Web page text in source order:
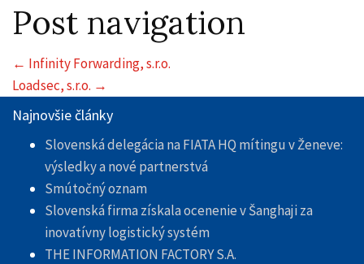
Post navigation
← Infinity Forwarding, s.r.o.
Loadsec, s.r.o. →
Najnovšie články
Slovenská delegácia na FIATA HQ mítingu v Ženeve:
výsledky a nové partnerstvá
Smútočný oznam
Slovenská firma získala ocenenie v Šanghaji za
inovatívny logistický systém
THE INFORMATION FACTORY S.A.